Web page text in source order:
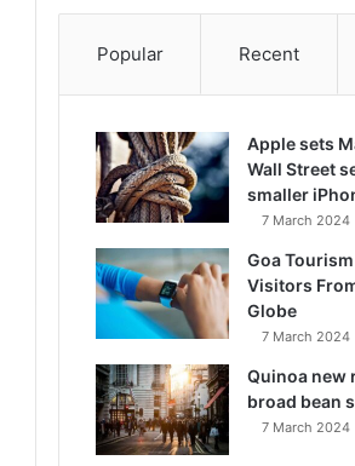
Popular Recent
Apple sets
Wall Street
smaller
7 March 2024
Goa
Visitors
Globe
7 March 2024
Quinoa new
broad bean
7 March 2024